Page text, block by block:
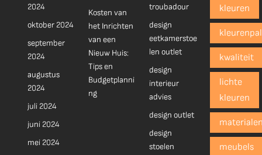
2024
oktober 2024
september
2024
augustus
2024
juli 2024
juni 2024
mei 2024
Kosten van
het Inrichten
van een
Nieuw Huis:
Tips en
Budgetplanni
ng
troubadour
design
eetkamerstoe
len outlet
design
interieur
advies
design outlet
design
stoelen
kleuren
kwaliteit
lichte
kleuren
meubels